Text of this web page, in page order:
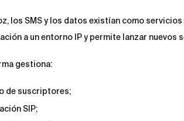
los SMS y los datos existían como
a un entorno IP y permite lanzar
gestiona:
de suscriptores;
SIP;